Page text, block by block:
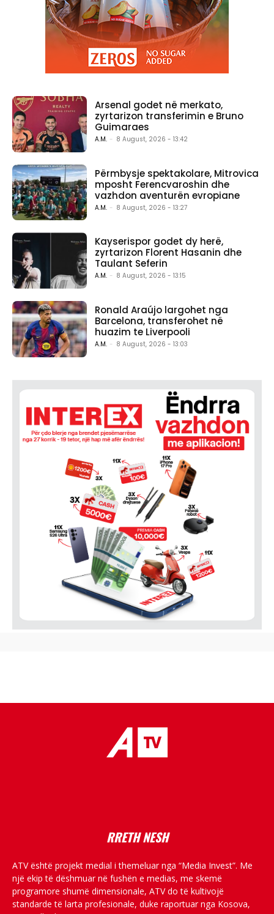
Arsenal godet në merkato,
zyrtarizon transferimin e Bruno
Guimaraes
A.M. - 8 August, 2026 - 13:42
Përmbysje spektakolare, Mitrovica
mposht Ferencvaroshin dhe
vazhdon aventurën evropiane
A.M. - 8 August, 2026 - 13:27
Kayserispor godet dy herë,
zyrtarizon Florent Hasanin dhe
Taulant Seferin
A.M. - 8 August, 2026 - 13:15
Ronald Araújo largohet nga
Barcelona, transferohet në
huazim te Liverpooli
A.M. - 8 August, 2026 - 13:03
RRETH NESH
ATV është projekt medial i themeluar nga “Media Invest”. Me
një ekip të dëshmuar në fushën e medias, me skemë
programore shumë dimensionale, ATV do të kultivojë
standarde të larta profesionale, duke raportuar nga Kosova,